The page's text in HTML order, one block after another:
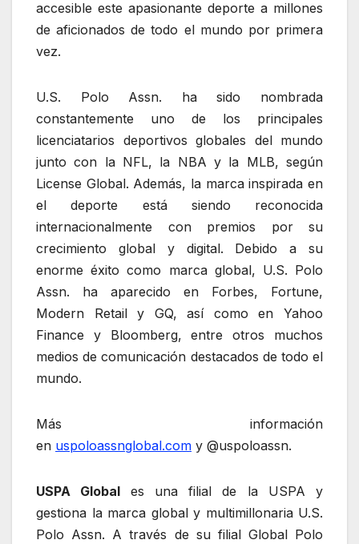
accesible este apasionante deporte a millones
de aficionados de todo el mundo por primera
vez.
U.S. Polo Assn. ha sido nombrada
constantemente uno de los principales
licenciatarios deportivos globales del mundo
junto con la NFL, la NBA y la MLB, según
License Global. Además, la marca inspirada en
el deporte está siendo reconocida
internacionalmente con premios por su
crecimiento global y digital. Debido a su
enorme éxito como marca global, U.S. Polo
Assn. ha aparecido en Forbes, Fortune,
Modern Retail y GQ, así como en Yahoo
Finance y Bloomberg, entre otros muchos
medios de comunicación destacados de todo el
mundo.
Más información
en uspoloassnglobal.com y @uspoloassn.
USPA Global es una filial de la USPA y
gestiona la marca global y multimillonaria U.S.
Polo Assn. A través de su filial Global Polo